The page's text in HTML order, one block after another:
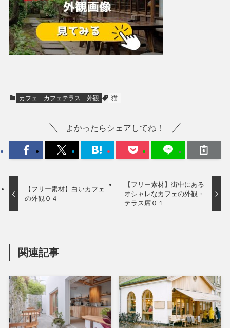
カフェ カフェテラス 外観 猫
よかったらシェアしてね！
【フリー素材】白いカフェ
の外観０４
【フリー素材】街中にある
オシャレなカフェの外観・
テラス席０１
関連記事